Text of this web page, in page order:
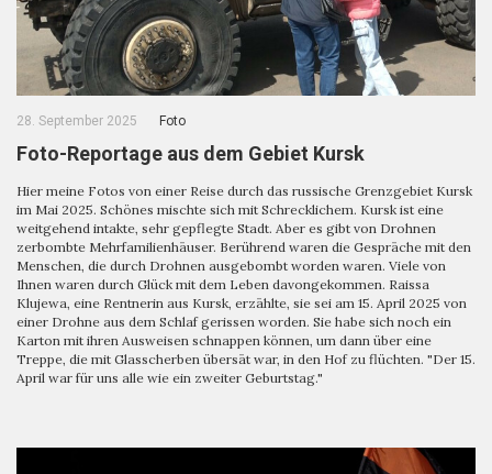
28. September 2025 Foto
Foto-Reportage aus dem Gebiet Kursk
Hier meine Fotos von einer Reise durch das russische Grenzgebiet Kursk
im Mai 2025. Schönes mischte sich mit Schrecklichem. Kursk ist eine
weitgehend intakte, sehr gepflegte Stadt. Aber es gibt von Drohnen
zerbombte Mehrfamilienhäuser. Berührend waren die Gespräche mit den
Menschen, die durch Drohnen ausgebombt worden waren. Viele von
Ihnen waren durch Glück mit dem Leben davongekommen. Raissa
Klujewa, eine Rentnerin aus Kursk, erzählte, sie sei am 15. April 2025 von
einer Drohne aus dem Schlaf gerissen worden. Sie habe sich noch ein
Karton mit ihren Ausweisen schnappen können, um dann über eine
Treppe, die mit Glasscherben übersät war, in den Hof zu flüchten. "Der 15.
April war für uns alle wie ein zweiter Geburtstag."